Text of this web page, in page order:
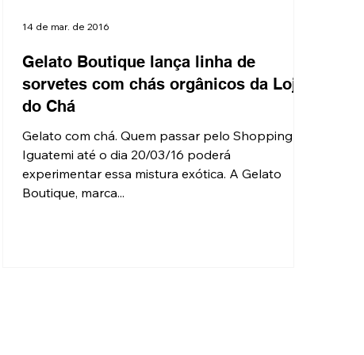
Gelato Boutique lança linha de
sorvetes com chás orgânicos da Loja
do Chá
Gelato com chá. Quem passar pelo Shopping
Iguatemi até o dia 20/03/16 poderá
experimentar essa mistura exótica. A Gelato
Boutique, marca...
14 de mar. de 2016